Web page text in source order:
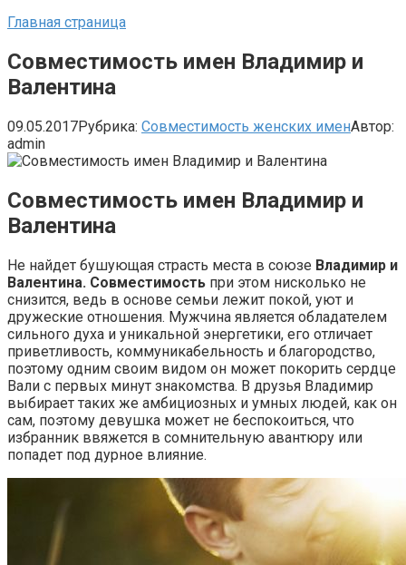
Главная страница
Совместимость имен Владимир и
Валентина
09.05.2017Рубрика: Совместимость женских именАвтор:
admin
Совместимость имен Владимир и
Валентина
Не найдет бушующая страсть места в союзе Владимир и
Валентина. Совместимость при этом нисколько не
снизится, ведь в основе семьи лежит покой, уют и
дружеские отношения. Мужчина является обладателем
сильного духа и уникальной энергетики, его отличает
приветливость, коммуникабельность и благородство,
поэтому одним своим видом он может покорить сердце
Вали с первых минут знакомства. В друзья Владимир
выбирает таких же амбициозных и умных людей, как он
сам, поэтому девушка может не беспокоиться, что
избранник ввяжется в сомнительную авантюру или
попадет под дурное влияние.